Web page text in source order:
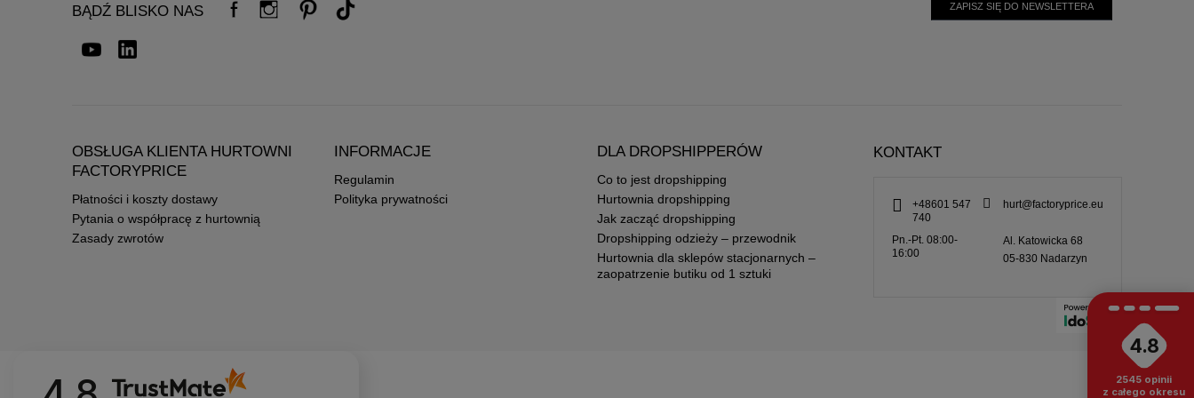
BĄDŹ BLISKO NAS ZAPISZ SIĘ DO NEWSLETTERA
OBSŁUGA KLIENTA HURTOWNI
FACTORYPRICE
Płatności i koszty dostawy
Pytania o współpracę z hurtownią
Zasady zwrotów
INFORMACJE
Regulamin
Polityka prywatności
DLA DROPSHIPPERÓW
Co to jest dropshipping
Hurtownia dropshipping
Jak zacząć dropshipping
Dropshipping odzieży – przewodnik
Hurtownia dla sklepów stacjonarnych –
zaopatrzenie butiku od 1 sztuki
KONTAKT
+48601 547
740
hurt@factoryprice.eu
Pn.-Pt. 08:00-
16:00
Al. Katowicka 68
05-830 Nadarzyn
4.8
2545 opinii
z całego okresu